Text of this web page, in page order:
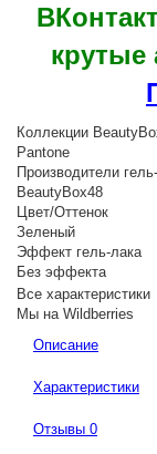
крутые
Коллекции
Pantone
Производители
BeautyBox48
Цвет/Оттенок
Зеленый
Эффект гель-лака
Без эффекта
Все характеристики
Мы на Wildberries
Описание
Характеристики
Отзывы 0